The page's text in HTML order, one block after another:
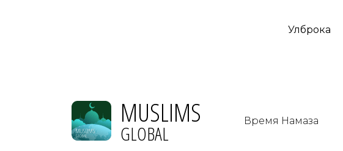
Улброка
MUSLIMS
GLOBAL Время Намаза